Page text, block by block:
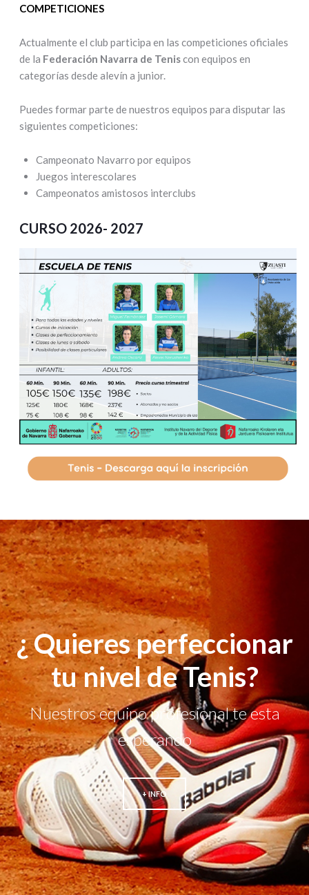
COMPETICIONES
Actualmente el club participa en las competiciones oficiales
de la Federación Navarra de Teniscon equipos en
categorías desde alevín a junior.
Puedes formar parte de nuestros equipos para disputar las
siguientes competiciones:
Campeonato Navarro por equipos
Juegos interescolares
Campeonatos amistosos interclubs
CURSO 2026- 2027
¿ Quieres perfeccionar
tu nivel de Tenis?
Nuestros equipo profesional te esta
esperando
+ INFO